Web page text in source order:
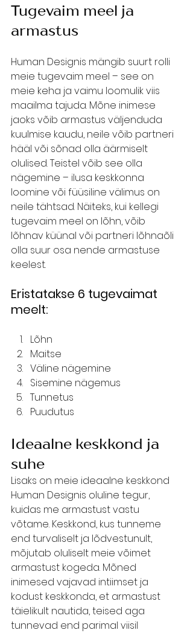
Tugevaim meel ja
armastus
Human Designis mängib suurt rolli
meie tugevaim meel – see on
meie keha ja vaimu loomulik viis
maailma tajuda. Mõne inimese
jaoks võib armastus väljenduda
kuulmise kaudu, neile võib partneri
hääl või sõnad olla äärmiselt
olulised. Teistel võib see olla
nägemine – ilusa keskkonna
loomine või füüsiline välimus on
neile tähtsad. Näiteks, kui kellegi
tugevaim meel on lõhn, võib
lõhnav küünal või partneri lõhnaõli
olla suur osa nende armastuse
keelest.
Eristatakse 6 tugevaimat
meelt:
Lõhn
Maitse
Väline nägemine
Sisemine nägemus
Tunnetus
Puudutus
Ideaalne keskkond ja
suhe
Lisaks on meie ideaalne keskkond
Human Designis oluline tegur,
kuidas me armastust vastu
võtame. Keskkond, kus tunneme
end turvaliselt ja lõdvestunult,
mõjutab oluliselt meie võimet
armastust kogeda. Mõned
inimesed vajavad intiimset ja
kodust keskkonda, et armastust
täielikult nautida, teised aga
tunnevad end parimal viisil